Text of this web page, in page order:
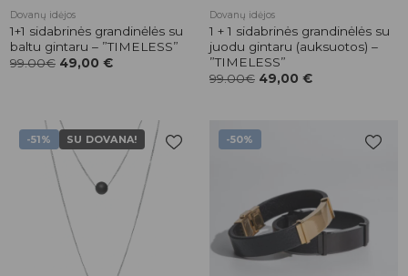
Dovanų idėjos
1+1 sidabrinės grandinėlės su
baltu gintaru – ”TIMELESS”
99.00€ 49,00 €
Dovanų idėjos
1 + 1 sidabrinės grandinėlės su
juodu gintaru (auksuotos) –
”TIMELESS”
99.00€ 49,00 €
-51% SU DOVANA!
Pridėti į
patikusios
-50%